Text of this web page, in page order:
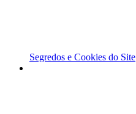
Segredos e Cookies do Site